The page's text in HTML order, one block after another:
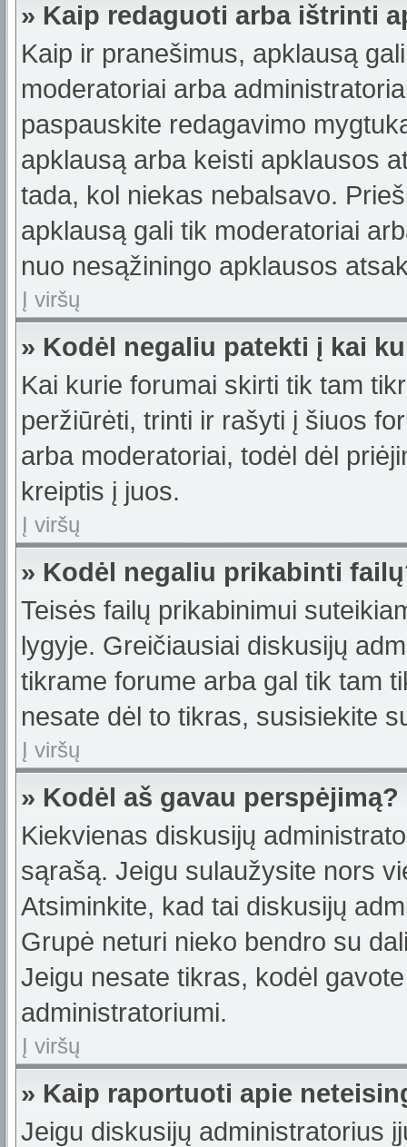
» Kaip redaguoti arba ištrinti
Kaip ir pranešimus, apklausą
moderatoriai arba
paspauskite redagavimo
apklausą arba keisti apklausos
tada, kol niekas nebalsavo.
apklausą gali tik moderatoriai
nuo nesąžiningo apklausos
Į viršų
» Kodėl negaliu patekti į kai
Kai kurie forumai skirti tik tam
peržiūrėti, trinti ir rašyti į šiuos
arba moderatoriai, todėl dėl
kreiptis į juos.
Į viršų
» Kodėl negaliu prikabinti
Teisės failų prikabinimui
lygyje. Greičiausiai diskusijų
tikrame forume arba gal tik tam
nesate dėl to tikras, susisiekite
Į viršų
» Kodėl aš gavau perspėjimą?
Kiekvienas diskusijų
sąrašą. Jeigu sulaužysite nors
Atsiminkite, kad tai diskusijų
Grupė neturi nieko bendro su
Jeigu nesate tikras, kodėl
administratoriumi.
Į viršų
» Kaip raportuoti apie
Jeigu diskusijų administratorius